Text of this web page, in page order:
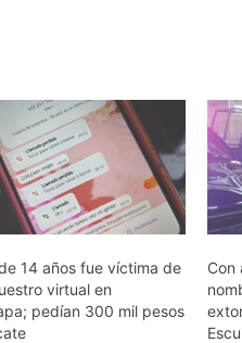
14 años fue víctima de
virtual en
pedían 300 mil pesos
Con